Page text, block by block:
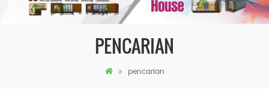
PENCARIAN
pencarian